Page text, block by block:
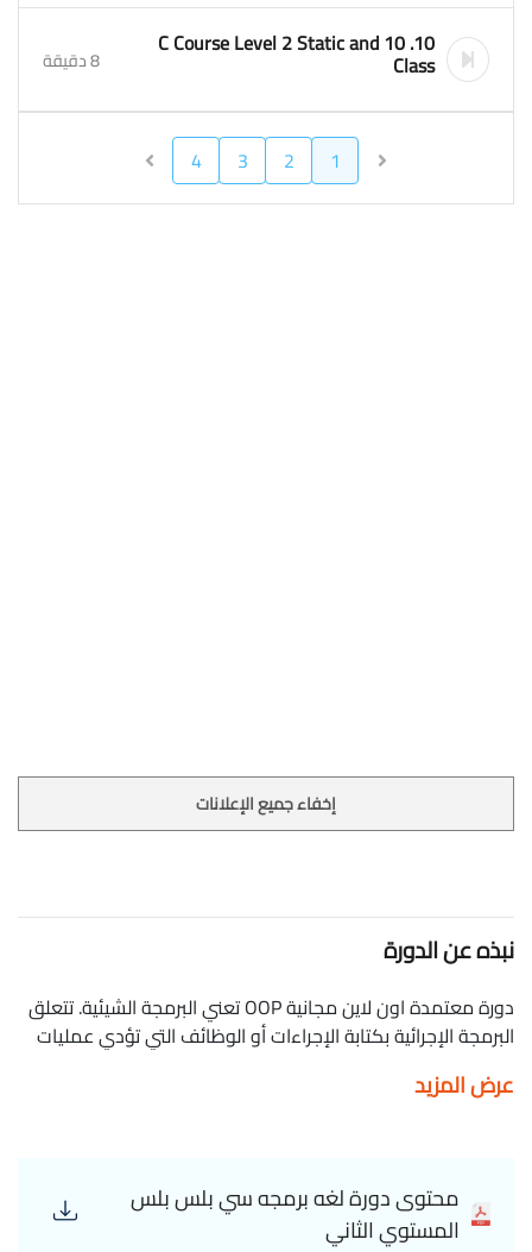
10. 10 C Course Level 2 Static and
Class 8 دقيقة
1
2
3
4
إخفاء جميع الإعلانات
نبذه عن الدورة
دورة معتمدة اون لاين مجانية OOP تعني البرمجة الشيئية. تتعلق
البرمجة الإجرائية بكتابة الإجراءات أو الوظائف التي تؤدي عمليات
عرض المزيد
محتوى دورة لغه برمجه سي بلس بلس
المستوي الثاني